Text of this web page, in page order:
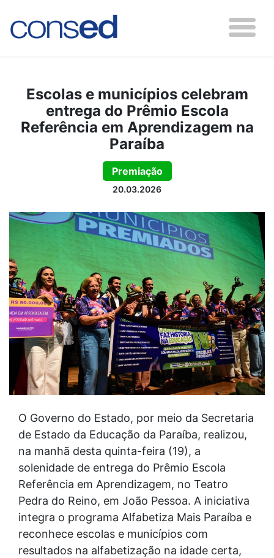
Escolas e municípios celebram
entrega do Prêmio Escola
Referência em Aprendizagem na
Paraíba
Premiação
20.03.2026
O Governo do Estado, por meio da Secretaria
de Estado da Educação da Paraíba, realizou,
na manhã desta quinta-feira (19), a
solenidade de entrega do Prêmio Escola
Referência em Aprendizagem, no Teatro
Pedra do Reino, em João Pessoa. A iniciativa
integra o programa Alfabetiza Mais Paraíba e
reconhece escolas e municípios com
resultados na alfabetização na idade certa,